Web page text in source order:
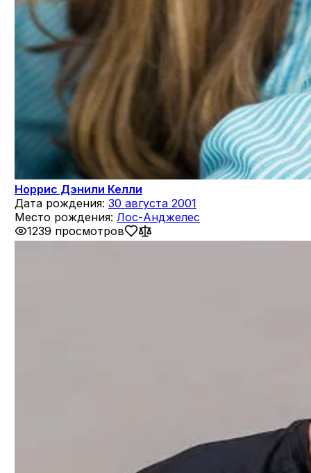
Норрис Дэнили Келли
Дата рождения: 30 августа 2001
Место рождения: Лос-Анджелес
1239 просмотров